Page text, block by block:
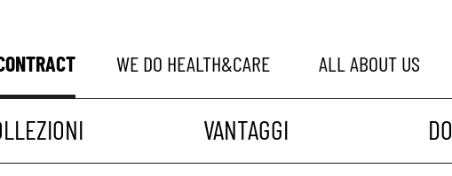
WE DO HEALTH&CARE ALLABOUT US
VANTAGGI